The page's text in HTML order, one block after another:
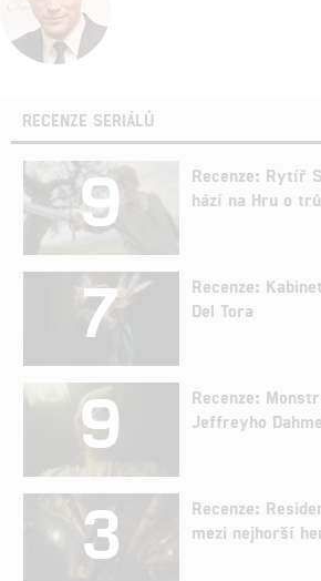
RECENZE SERIÁLŮ
9
Recenze: Rytíř
hází na Hru o
7
Recenze:
Del Tora
9
Recenze:
Jeffreyho
3
Recenze:
mezi nejhorší